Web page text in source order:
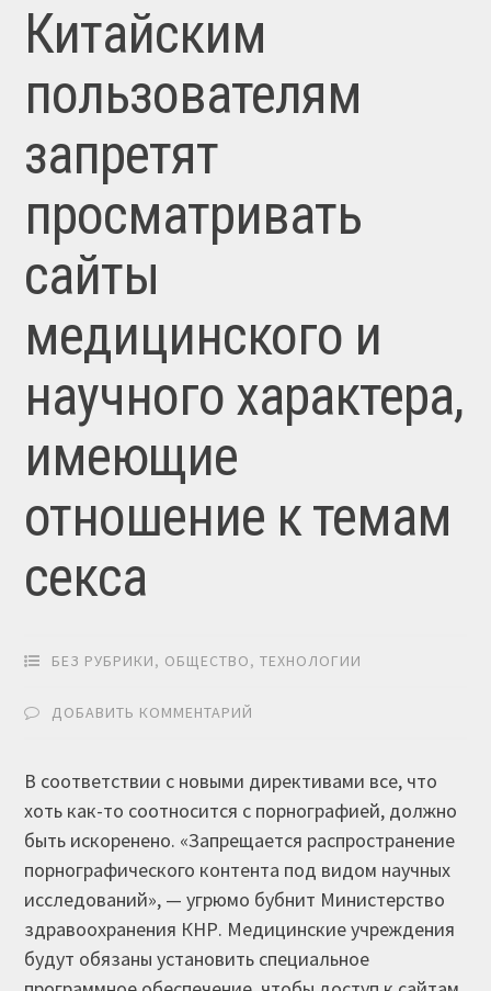
Китайским
пользователям
запретят
просматривать
сайты
медицинского и
научного характера,
имеющие
отношение к темам
секса
БЕЗ РУБРИКИ, ОБЩЕСТВО,ТЕХНОЛОГИИ
ДОБАВИТЬ КОММЕНТАРИЙ
В соответствии с новыми директивами всe, что
хоть как-то соотносится с порнографией, должно
быть искоренено. «Запрещается распространение
порнографического контента под видом научных
исследований», — угрюмо бубнит Министерство
здравоохранения КНР. Медицинские учреждения
будут обязаны установить специальное